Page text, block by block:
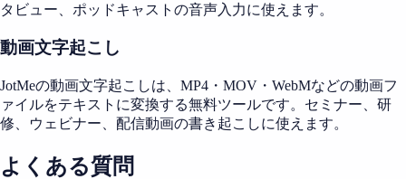
タビュー、ポッドキャストの音声入力に使えます。
動画文字起こし
JotMeの動画文字起こしは、MP4・MOV・WebMなどの動画フ
ァイルをテキストに変換する無料ツールです。セミナー、研
修、ウェビナー、配信動画の書き起こしに使えます。
よくある質問